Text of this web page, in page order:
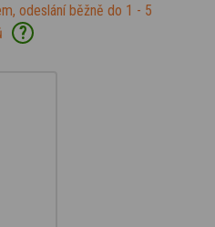
odeslání běžně do 1 - 5
?